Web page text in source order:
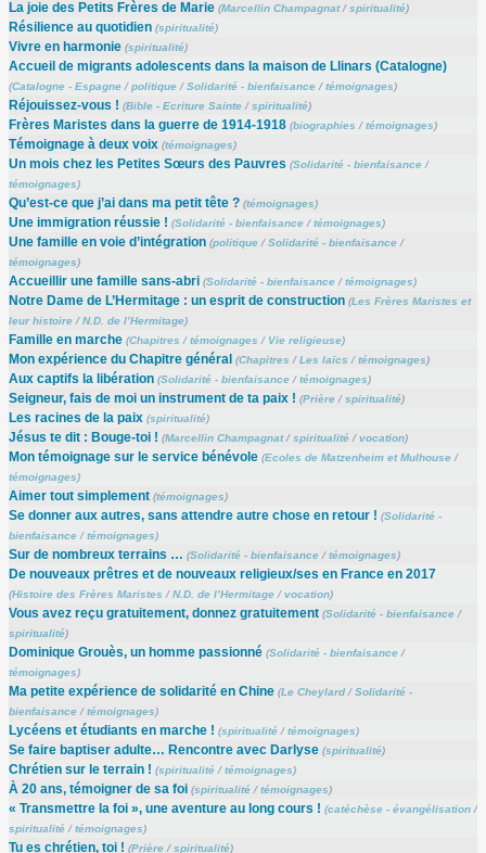
La joie des Petits Frères de Marie (Marcellin Champagnat/ spiritualité)
Résilience au quotidien (spiritualité)
Vivre en harmonie (spiritualité)
Accueil de migrants adolescents dans la maison de Llinars (Catalogne)
(Catalogne - Espagne/politique/Solidarité - bienfaisance/témoignages)
Réjouissez-vous ! (Bible - Ecriture Sainte/ spiritualité)
Frères Maristes dans la guerre de 1914-1918 (biographies /témoignages)
Témoignage à deux voix (témoignages)
Un mois chez les Petites Sœurs des Pauvres (Solidarité - bienfaisance/
témoignages)
Qu’est-ce que j’ai dans ma petit tête ? (témoignages)
Une immigration réussie ! (Solidarité - bienfaisance/témoignages)
Une famille en voie d’intégration (politique/Solidarité - bienfaisance/
témoignages)
Accueillir une famille sans-abri (Solidarité - bienfaisance/témoignages)
Notre Dame de L’Hermitage : un esprit de construction (Les Frères Maristes et
leur histoire/N.D. de l’Hermitage)
Famille en marche (Chapitres /témoignages / Vie religieuse)
Mon expérience du Chapitre général (Chapitres /Les laïcs /témoignages)
Aux captifs la libération (Solidarité - bienfaisance/témoignages)
Seigneur, fais de moi un instrument de ta paix ! (Prière/ spiritualité)
Les racines de la paix (spiritualité)
Jésus te dit : Bouge-toi ! (Marcellin Champagnat/ spiritualité/vocation)
Mon témoignage sur le service bénévole (Ecoles de Matzenheim et Mulhouse/
témoignages)
Aimer tout simplement (témoignages)
Se donner aux autres, sans attendre autre chose en retour ! (Solidarité -
bienfaisance/témoignages)
Sur de nombreux terrains … (Solidarité - bienfaisance/témoignages)
De nouveaux prêtres et de nouveaux religieux/ses en France en 2017
(Histoire des Frères Maristes /N.D. de l’Hermitage/vocation)
Vous avez reçu gratuitement, donnez gratuitement (Solidarité - bienfaisance/
spiritualité)
Dominique Grouès, un homme passionné (Solidarité - bienfaisance/
témoignages)
Ma petite expérience de solidarité en Chine (Le Cheylard/Solidarité -
bienfaisance/témoignages)
Lycéens et étudiants en marche ! (spiritualité/témoignages)
Se faire baptiser adulte… Rencontre avec Darlyse (spiritualité)
Chrétien sur le terrain ! (spiritualité/témoignages)
À 20 ans, témoigner de sa foi (spiritualité/témoignages)
« Transmettre la foi », une aventure au long cours ! (catéchèse - évangélisation/
spiritualité/témoignages)
Tu es chrétien, toi ! (Prière/ spiritualité)